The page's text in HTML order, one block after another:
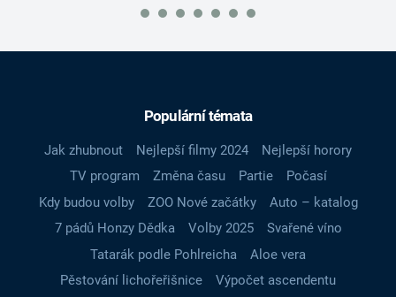
Populární témata
Jak zhubnout Nejlepší filmy 2024
Nejlepší horory
TV program
Změna času Partie
Počasí
Kdy budou volby
ZOO Nové začátky
Auto – katalog
7 pádů Honzy Dědka
Volby 2025
Svařené víno
Tatarák podle Pohlreicha
Aloe vera
Pěstování lichořeřišnice
Výpočet ascendentu